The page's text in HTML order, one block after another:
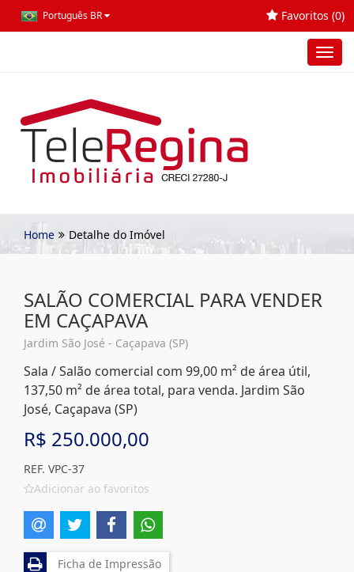
Português BR Favoritos (0)
Home Detalhe do Imóvel
SALÃO COMERCIAL PARA VENDER
EM CAÇAPAVA
Jardim São José - Caçapava (SP)
Sala / Salão comercial com 99,00 m² de área útil,
137,50 m² de área total, para venda. Jardim São
José, Caçapava (SP)
R$ 250.000,00
REF. VPC-37
Adicionar ao favoritos
Ficha de Impressão